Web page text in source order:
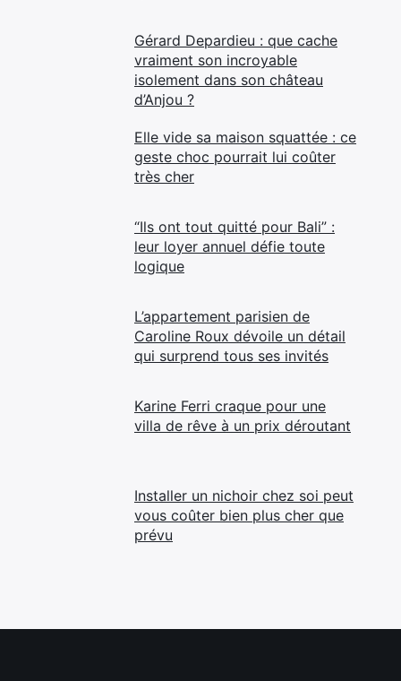
Gérard Depardieu : que cache
vraiment son incroyable
isolement dans son château
d’Anjou ?
Elle vide sa maison squattée : ce
geste choc pourrait lui coûter
très cher
“Ils ont tout quitté pour Bali” :
leur loyer annuel défie toute
logique
L’appartement parisien de
Caroline Roux dévoile un détail
qui surprend tous ses invités
Karine Ferri craque pour une
villa de rêve à un prix déroutant
Installer un nichoir chez soi peut
vous coûter bien plus cher que
prévu